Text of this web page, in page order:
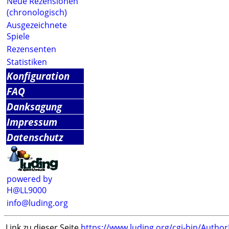
(chronologisch)
Ausgezeichnete
Spiele
Rezensenten
Statistiken
Konfiguration
FAQ
Danksagung
Impressum
Datenschutz
powered by
H@LL9000
info@luding.org